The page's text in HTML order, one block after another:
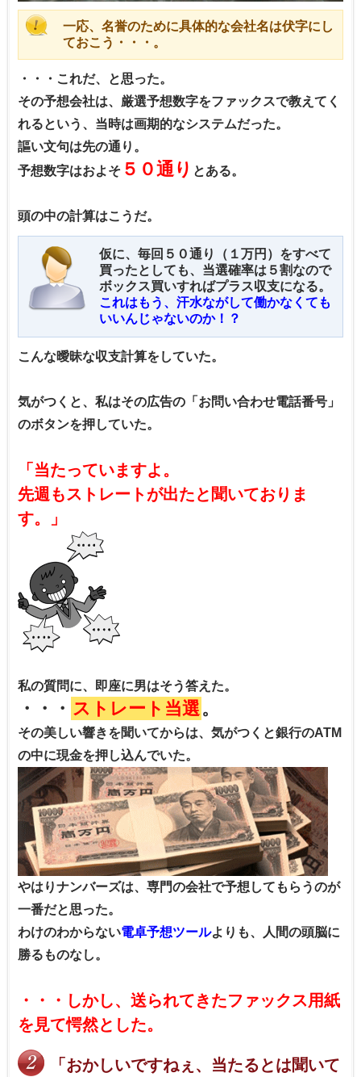
一応、名誉のために具体的な会社名は伏字にし
ておこう・・・。
・・・これだ、と思った。
その予想会社は、厳選予想数字をファックスで教えてく
れるという、当時は画期的なシステムだった。
謳い文句は先の通り。
予想数字はおよそ５０通り とある。
頭の中の計算はこうだ。
仮に、毎回５０通り（１万円）をすべて
買ったとしても、当選確率は５割なので
ボックス買いすればプラス収支になる。
これはもう、汗水ながして働かなくても
いいんじゃないのか！？
こんな曖昧な収支計算をしていた。
気がつくと、私はその広告の「お問い合わせ電話番号」
のボタンを押していた。
「当たっていますよ。
先週もストレートが出たと聞いておりま
す。」
私の質問に、即座に男はそう答えた。
・・・ ストレート当選 。
その美しい響きを聞いてからは、気がつくと銀行のATM
の中に現金を押し込んでいた。
やはりナンバーズは、専門の会社で予想してもらうのが
一番だと思った。
わけのわからない電卓予想ツールよりも、人間の頭脳に
勝るものなし。
・・・しかし、送られてきたファックス用紙
を見て愕然とした。
「おかしいですねぇ、当たるとは聞いて